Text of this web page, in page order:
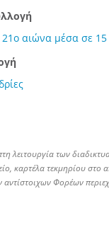
αιώνα μέσα σε 15
λειτουργία των
καρτέλα τεκμηρίου στο
αντίστοιχων Φορέων